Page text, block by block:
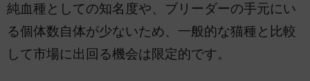
純血種としての知名度や、ブリーダーの手元にい
る個体数自体が少ないため、一般的な猫種と比較
して市場に出回る機会は限定的です。